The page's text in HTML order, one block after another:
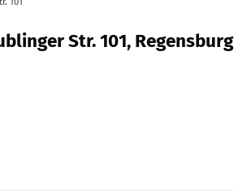
Str. 101, Regensburg